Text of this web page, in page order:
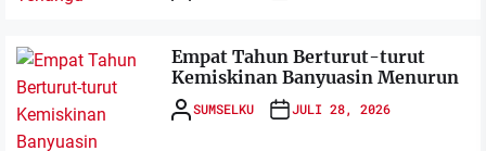
Empat Tahun Berturut-turut
Kemiskinan Banyuasin Menurun
SUMSELKU JULI 28, 2026